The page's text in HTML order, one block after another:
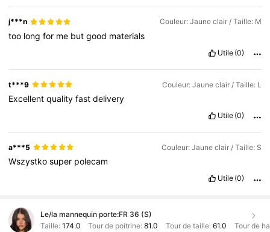
j***n Couleur: Jaune clair / Taille: M
too longfor me butgood materials
Utile (0)
t***9 Couleur: Jaune clair / Taille: L
Excellentqualityfastdelivery
Utile (0)
a***5 Couleur: Jaune clair / Taille: S
Wszystkosuper polecam
Utile (0)
Le/la mannequin porte:FR 36 (S)
Taille: 174.0 Tour de poitrine:81.0 Tour de taille: 61.0 Tour de